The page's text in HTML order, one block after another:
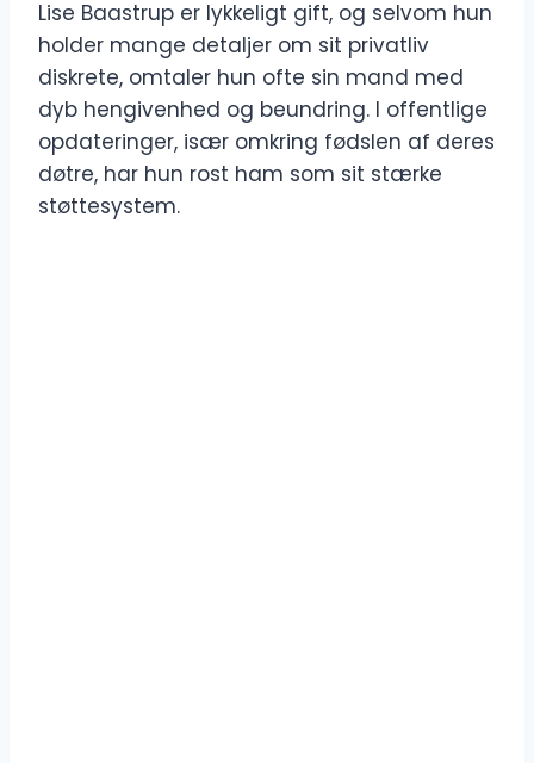
Lise Baastrup er lykkeligt gift, og selvom hun
holder mange detaljer om sit privatliv
diskrete, omtaler hun ofte sin mand med
dyb hengivenhed og beundring. I offentlige
opdateringer, især omkring fødslen af deres
døtre, har hun rost ham som sit stærke
støttesystem.